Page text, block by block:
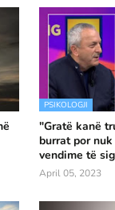
PSIKOLOGJI
"Gratë kanë
burrat por
vendime të
April 05, 2023